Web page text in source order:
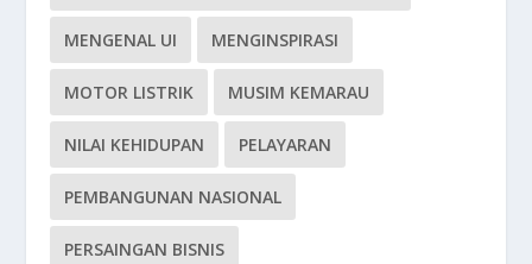
MENGENAL UI MENGINSPIRASI
MOTOR LISTRIK MUSIM KEMARAU
NILAI KEHIDUPAN PELAYARAN
PEMBANGUNAN NASIONAL
PERSAINGAN BISNIS